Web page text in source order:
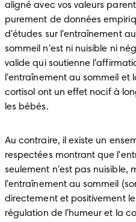
aligné avec vos valeurs
purement de données
d'études sur l'entraînement
sommeil n'est ni nuisible ni
valide qui soutienne
l'entraînement au sommeil et
cortisol ont un effet nocif à
les bébés.
Au contraire, il existe un
respectées montrant que
seulement n'est pas nuisible,
l'entraînement au sommeil
directement et positivement
régulation de l'humeur et la